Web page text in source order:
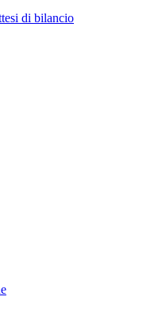
di bilancio